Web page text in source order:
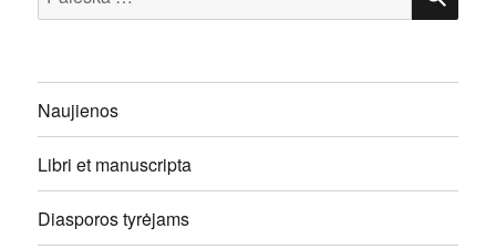
Naujienos
Libri et manuscripta
Diasporos tyrėjams